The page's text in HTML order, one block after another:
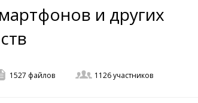
и других
1527 файлов 1126участников